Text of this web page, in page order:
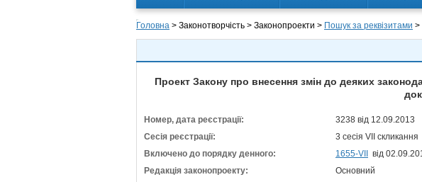
Головна > Законотворчість > Законопроекти > Пошук за реквізитами >
Проект Закону про внесення змін до деяких
Номер, дата реєстрації:
3238 від 12.09.2013
Сесія реєстрації:
3 сесія VII скликання
Включено до порядку денного:
1655-VII
від
Редакція законопроекту:
Основний